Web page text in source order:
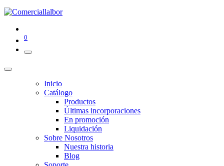
0
Inicio
Catálogo
Productos
Últimas incorporaciones
En promoción
Liquidación
Sobre Nosotros
Nuestra historia
Blog